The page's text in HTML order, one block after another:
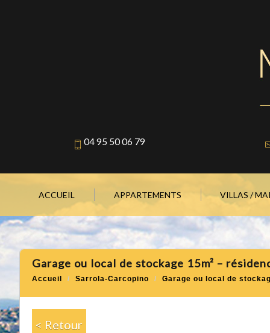
04 95 50 06 79
ACCUEIL APPARTEMENTS VILLAS /
garage ou local de stockage 15m² –
Accueil Sarrola-Carcopino Garage ou local de
< Retour